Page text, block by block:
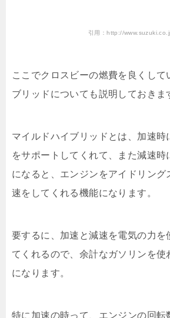
引用：http://
ここでクロスビーの燃費を良くして
ブリッドについても説明しておきま
マイルドハイブリッドとは、加速時
をサポートしてくれて、また減速時
になると、エンジンをアイドリング
速をしてくれる機能になります。
要するに、加速と減速を電気の力を
てくれるので、余計なガソリンを使
になります。
特に加速の時って、エンジンの回転